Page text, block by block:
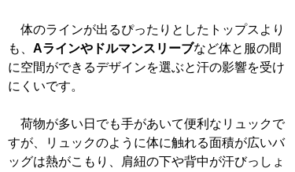
体のラインが出るぴったりとしたトップスより
も、 Aラインやドルマンスリーブなど体と服の間
に空間ができるデザインを選ぶと汗の影響を受け
にくいです。
荷物が多い日でも手があいて便利なリュックで
すが、リュックのように体に触れる面積が広いバ
ッグは熱がこもり、肩紐の下や背中が汗びっしょ